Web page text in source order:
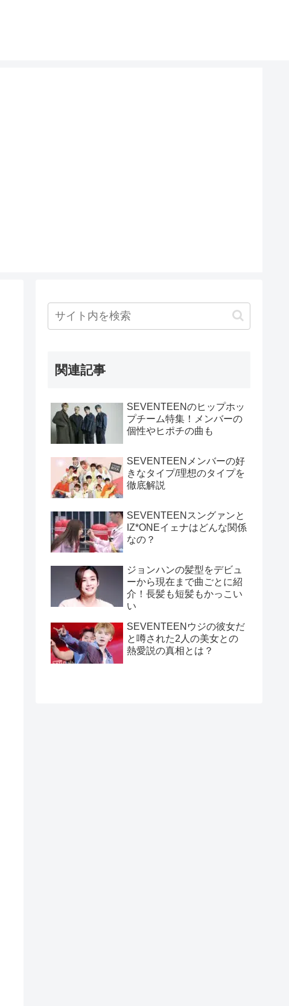
関連記事
SEVENTEENのヒップホッ
プチーム特集！メンバーの
個性やヒポチの曲も
SEVENTEENメンバーの好
きなタイプ/理想のタイプを
徹底解説
SEVENTEENスングァンと
IZ*ONEイェナはどんな関係
なの？
ジョンハンの髪型をデビュ
ーから現在まで曲ごとに紹
介！長髪も短髪もかっこい
い
SEVENTEENウジの彼女だ
と噂された2人の美女との
熱愛説の真相とは？